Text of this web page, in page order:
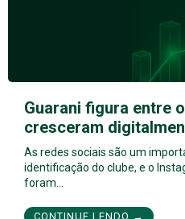
Guarani figura entre
cresceram
As redes sociais são um
identificação do clube, e o
foram…
CONTINUE LENDO →